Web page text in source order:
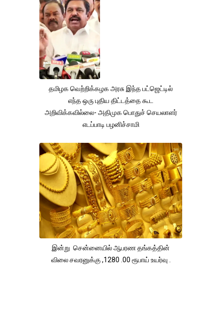
தமிழக வெற்றிக்கழக அரசு இந்த பட்ஜெட்டில்
எந்த ஒரு புதிய திட்டத்தை கூட
அறிவிக்கவில்லை- அதிமுக பொதுச் செயலாளர்
எடப்பாடி பழனிச்சாமி
இன்று சென்னையில் ஆபரண தங்கத்தின்
விலை சவரனுக்கு ,1280 .00 ரூபாய் உயர்வு .